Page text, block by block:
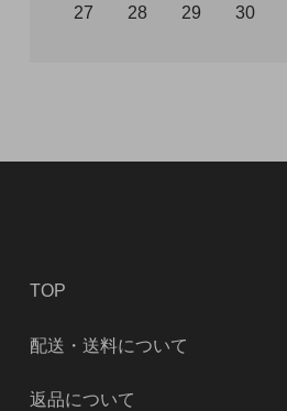
27 28 29 30
TOP
配送・送料について
返品について